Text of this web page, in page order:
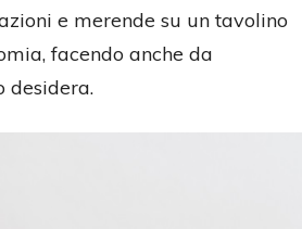
e merende su un tavolino
facendo anche da
desidera.